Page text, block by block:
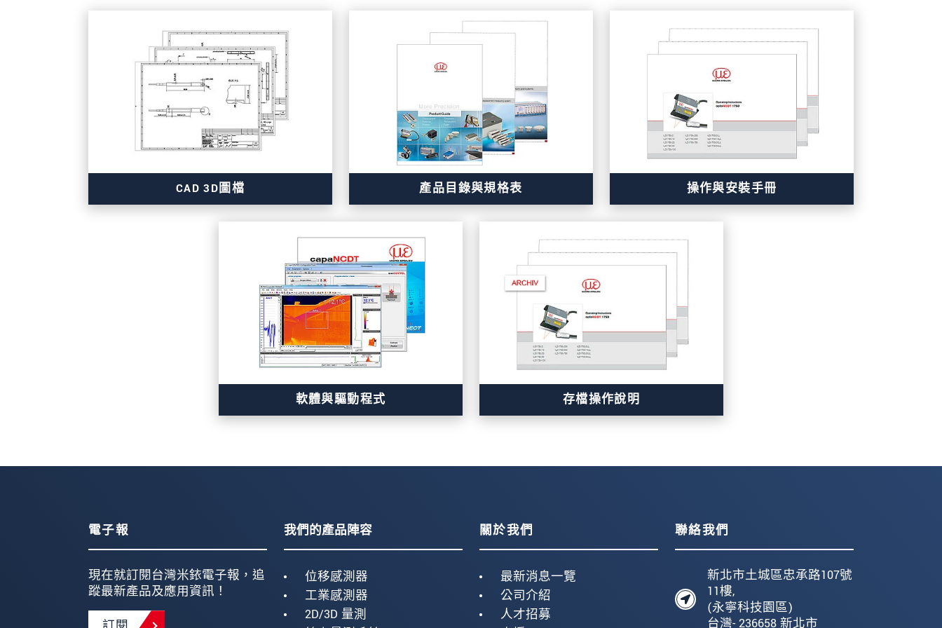
CAD 3D圖檔 產品目錄與規格表 操作與安裝手冊
軟體與驅動程式 存檔操作說明
電子報
現在就訂閱台灣米銥電子報，追
蹤最新產品及應用資訊！
我們的產品陣容
位移感測器
工業感測器
2D/3D 量測
關於我們
最新消息一覽
公司介紹
人才招募
聯絡我們
新北市土城區忠承路107號
11樓,
(永寧科技園區)
台灣- 236658 新北市